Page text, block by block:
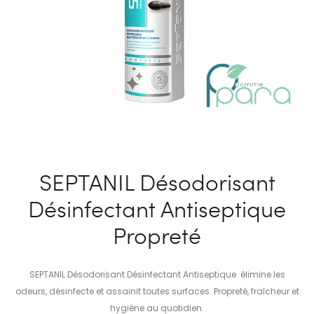
SEPTANIL Désodorisant
Désinfectant Antiseptique
Propreté
SEPTANIL Désodorisant Désinfectant Antiseptique élimine les
odeurs, désinfecte et assainit toutes surfaces. Propreté, fraîcheur et
hygiène au quotidien.